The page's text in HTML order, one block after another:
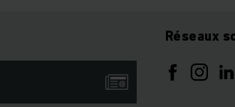
Réseaux